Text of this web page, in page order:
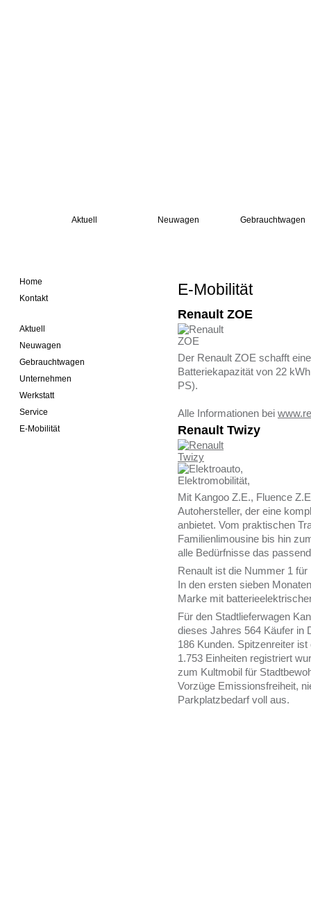
Home
Kontakt
Aktuell
Neuwagen
Gebrauchtwagen
Unternehmen
Werkstatt
Service
E-Mobilität
E-Mobilität
Renault ZOE
Der Renault ZOE schafft
Batteriekapazität von 22
PS).
Alle Informationen bei
Renault Twizy
Mit Kangoo Z.E., Fluence
Autohersteller, der eine
anbietet. Vom praktischen
Familienlimousine bis hin
alle Bedürfnisse das
Renault ist die Nummer 1
In den ersten sieben
Marke mit
Für den Stadtlieferwagen
dieses Jahres 564 Käufer in
186 Kunden. Spitzenreiter
1.753 Einheiten registriert
zum Kultmobil für
Vorzüge Emissionsfreiheit,
Parkplatzbedarf voll aus.
Aktuell Neuwagen Gebrauchtwagen